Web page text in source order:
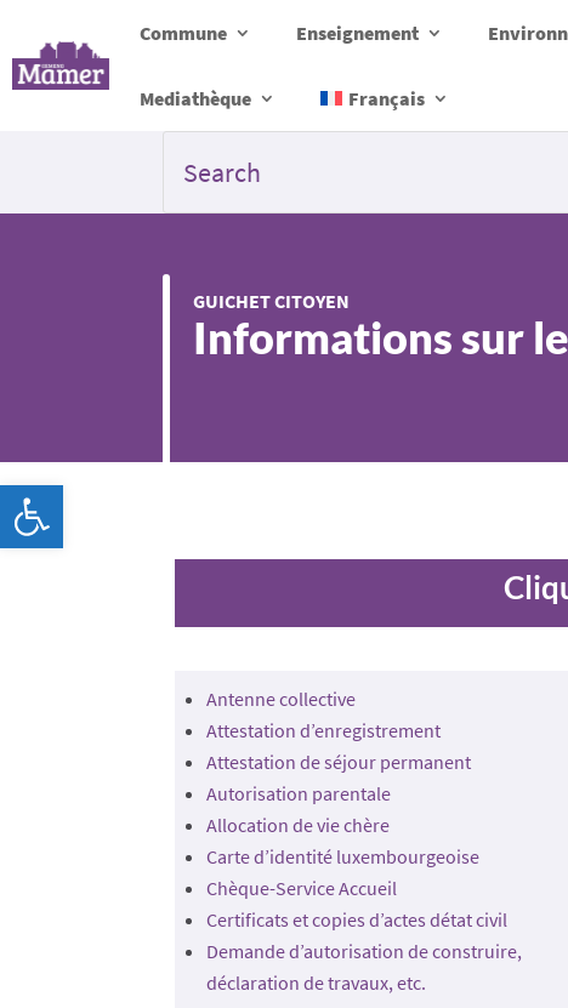
Commune Enseignement
Mediathèque Français
GUICHET CITOYEN
Informations sur
Antenne collective
Attestation d’enregistrement
Attestation de séjour permanent
Autorisation parentale
Allocation de vie chère
Carte d’identité luxembourgeoise
Chèque-Service Accueil
Certificats et copies d’actes détat civil
Demande d’autorisation de construire,
déclaration de travaux, etc.
Ouvrir la barre d’outils